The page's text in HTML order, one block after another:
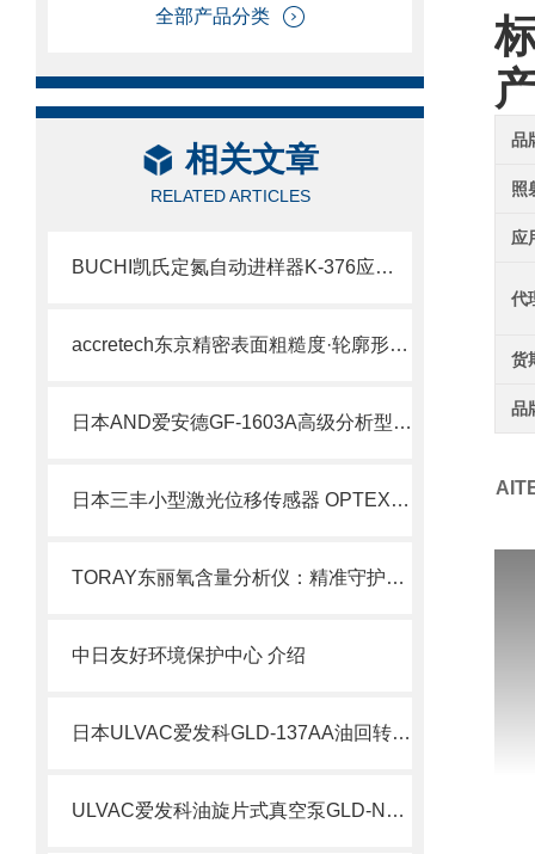
全部产品分类
相关文章
RELATED ARTICLES
BUCHI凯氏定氮自动进样器K-376应用与特点
accretech东京精密表面粗糙度·轮廓形状综合测量机
日本AND爱安德GF-1603A高级分析型天平北崎热卖
日本三丰小型激光位移传感器 OPTEX FA CD22系列 模拟输出型
TORAY东丽氧含量分析仪：精准守护气体安全
中日友好环境保护中心 介绍
日本ULVAC爱发科GLD-137AA油回转真空泵北崎热卖
ULVAC爱发科油旋片式真空泵GLD-N051
品
照
应
代
货
品